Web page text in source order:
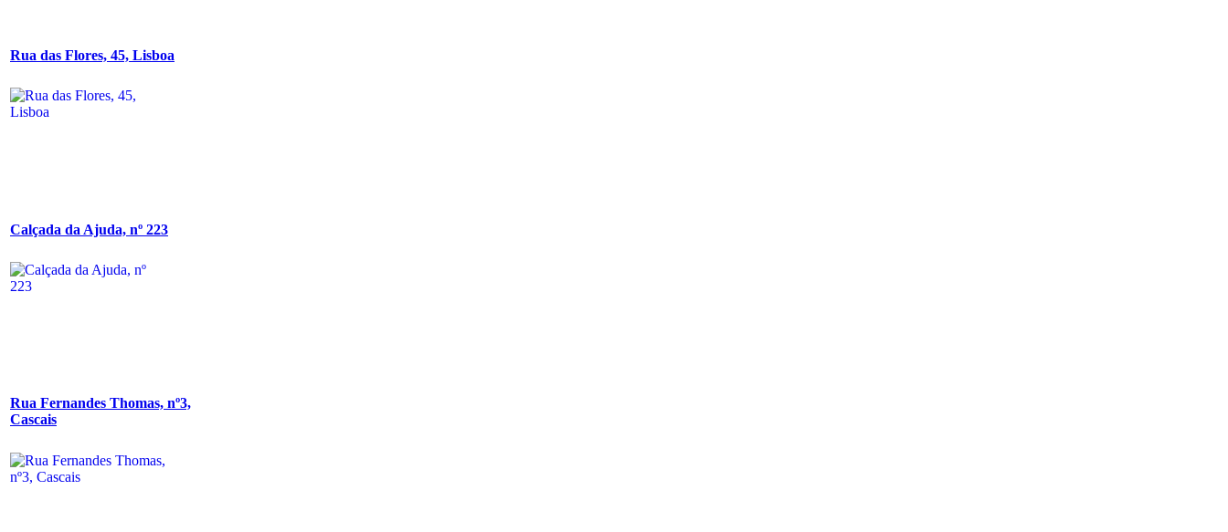
Rua das Flores, 45, Lisboa
Calçada da Ajuda, nº 223
Rua Fernandes Thomas, nº3,
Cascais